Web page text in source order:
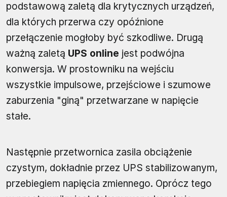
podstawową zaletą dla krytycznych urządzeń,
dla których przerwa czy opóźnione
przełączenie mogłoby być szkodliwe. Drugą
ważną zaletą UPS online jest podwójna
konwersja. W prostowniku na wejściu
wszystkie impulsowe, przejściowe i szumowe
zaburzenia "giną" przetwarzane w napięcie
stałe.
Następnie przetwornica zasila obciążenie
czystym, dokładnie przez UPS stabilizowanym,
przebiegiem napięcia zmiennego. Oprócz tego